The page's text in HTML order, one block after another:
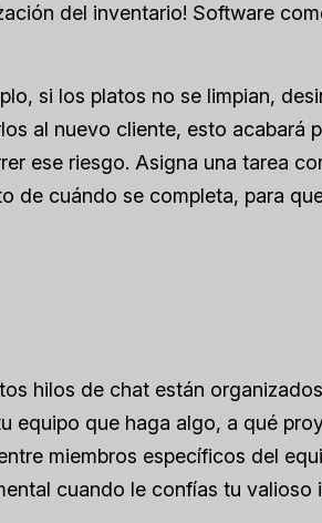
del inventario! Software
si los platos no se limpian,
al nuevo cliente, esto acabará
ese riesgo. Asigna una tarea
de cuándo se completa, para
hilos de chat están
equipo que haga algo, a qué
miembros específicos del
cuando le confías tu